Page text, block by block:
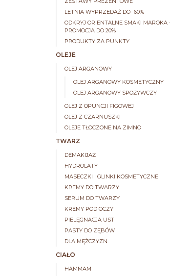
LETNIA WYPRZEDAŻ DO -60%
ODKRYJ ORIENTALNE SMAKI MAROKA
PROMOCJA DO 20%
PRODUKTY ZA PUNKTY
OLEJE
OLEJ ARGANOWY
OLEJ ARGANOWY KOSMETYCZNY
OLEJ ARGANOWY SPOŻYWCZY
OLEJ Z OPUNCJI FIGOWEJ
OLEJ Z CZARNUSZKI
OLEJE TŁOCZONE NA ZIMNO
TWARZ
DEMAKIJAŻ
HYDROLATY
MASECZKI I GLINKI KOSMETYCZNE
KREMY DO TWARZY
SERUM DO TWARZY
KREMY POD OCZY
PIELĘGNACJA UST
PASTY DO ZĘBÓW
DLA MĘŻCZYZN
CIAŁO
HAMMAM